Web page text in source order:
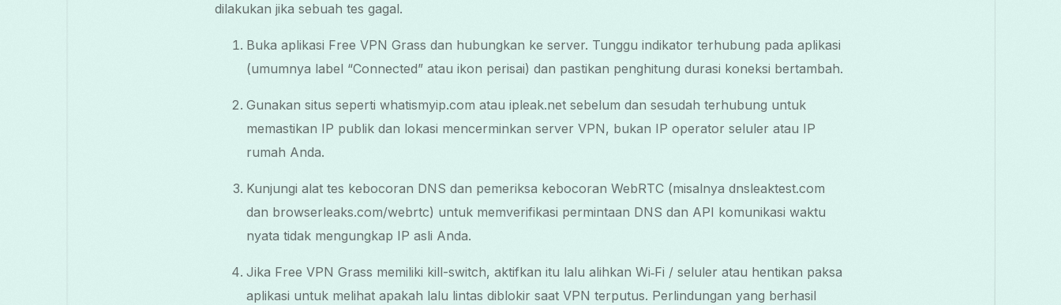
dilakukan jika sebuah tes gagal.
Buka aplikasi Free VPN Grass dan hubungkan ke server. Tunggu indikator terhubung pada aplikasi
(umumnya label “Connected” atau ikon perisai) dan pastikan penghitung durasi koneksi bertambah.
Gunakan situs seperti whatismyip.com atau ipleak.net sebelum dan sesudah terhubung untuk
memastikan IP publik dan lokasi mencerminkan server VPN, bukan IP operator seluler atau IP
rumah Anda.
Kunjungi alat tes kebocoran DNS dan pemeriksa kebocoran WebRTC (misalnya dnsleaktest.com
dan browserleaks.com/webrtc) untuk memverifikasi permintaan DNS dan API komunikasi waktu
nyata tidak mengungkap IP asli Anda.
Jika Free VPN Grass memiliki kill-switch, aktifkan itu lalu alihkan Wi‑Fi / seluler atau hentikan paksa
aplikasi untuk melihat apakah lalu lintas diblokir saat VPN terputus. Perlindungan yang berhasil